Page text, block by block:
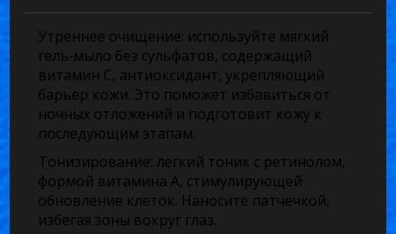
Утреннее очищение: используйте мягкий
гель‑мыло без сульфатов, содержащий
витамин C, антиоксидант, укрепляющий
барьер кожи. Это поможет избавиться от
ночных отложений и подготовит кожу к
последующим этапам.
Тонизирование: легкий тоник с ретинолом,
формой витамина A, стимулирующей
обновление клеток. Наносите патчечкой,
избегая зоны вокруг глаз.